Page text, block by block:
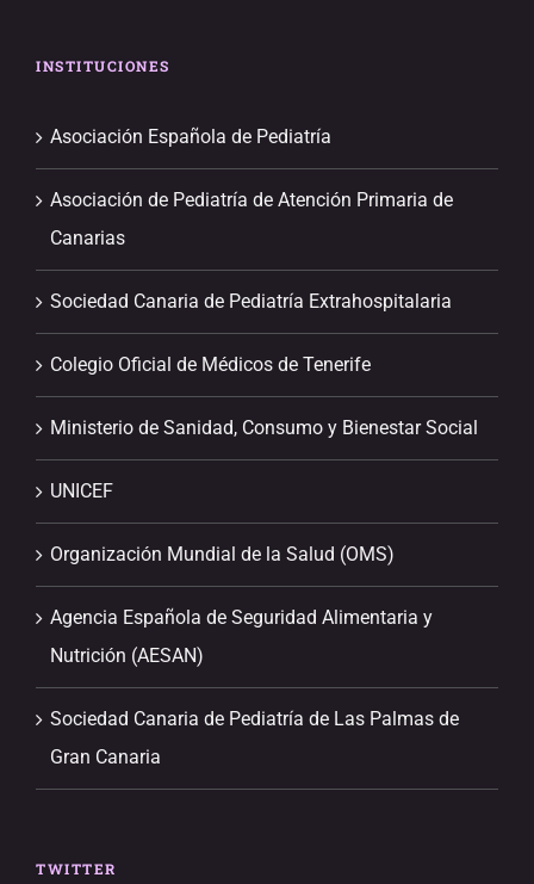
INSTITUCIONES
Asociación Española de Pediatría
Asociación de Pediatría de Atención Primaria de
Canarias
Sociedad Canaria de Pediatría Extrahospitalaria
Colegio Oficial de Médicos de Tenerife
Ministerio de Sanidad, Consumo y Bienestar Social
UNICEF
Organización Mundial de la Salud (OMS)
Agencia Española de Seguridad Alimentaria y
Nutrición (AESAN)
Sociedad Canaria de Pediatría de Las Palmas de
Gran Canaria
TWITTER